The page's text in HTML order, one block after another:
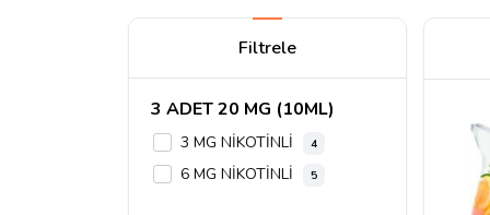
Filtrele
3 ADET 20 MG (10ML)
3 MG NİKOTİNLİ 4
6 MG NİKOTİNLİ 5